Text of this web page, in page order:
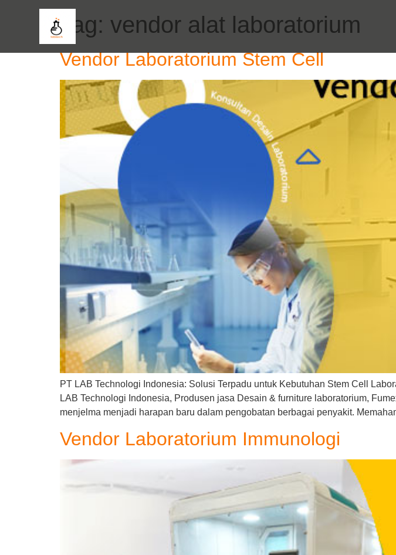
Tag: vendor alat laboratorium
Vendor Laboratorium Stem Cell
PT LAB Technologi Indonesia: Solusi Terpadu untuk Kebutuhan Stem Cell
LAB Technologi Indonesia, Produsen jasa Desain & furniture laboratorium,
menjelma menjadi harapan baru dalam pengobatan berbagai penyakit.
Vendor Laboratorium Immunologi